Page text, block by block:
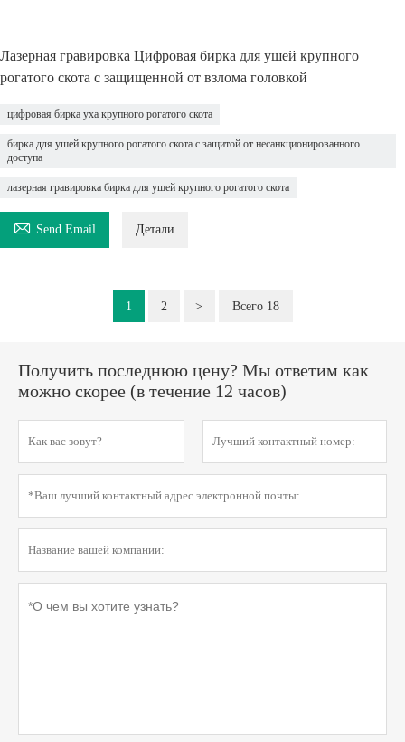
Лазерная гравировка Цифровая бирка для ушей крупного
рогатого скота с защищенной от взлома головкой
цифровая бирка уха крупного рогатого скота
бирка для ушей крупного рогатого скота с защитой от несанкционированного
доступа
лазерная гравировка бирка для ушей крупного рогатого скота
 Send Email Детали
1 2 > Всего 18
Получить последнюю цену? Мы ответим как
можно скорее (в течение 12 часов)